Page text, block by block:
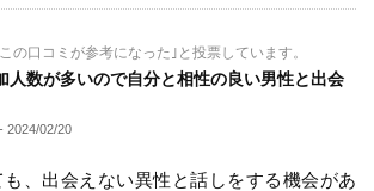
の口コミが参考になった｣と投票しています。
人数が多いので自分と相性の良い男性と出会
- 2024/02/20
、出会えない異性と話しをする機会があ